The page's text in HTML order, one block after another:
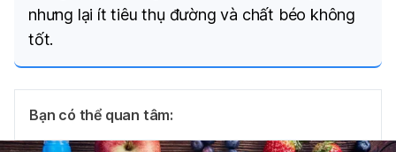
nhưng lại ít tiêu thụ đường và chất béo không
tốt.
Bạn có thể quan tâm: